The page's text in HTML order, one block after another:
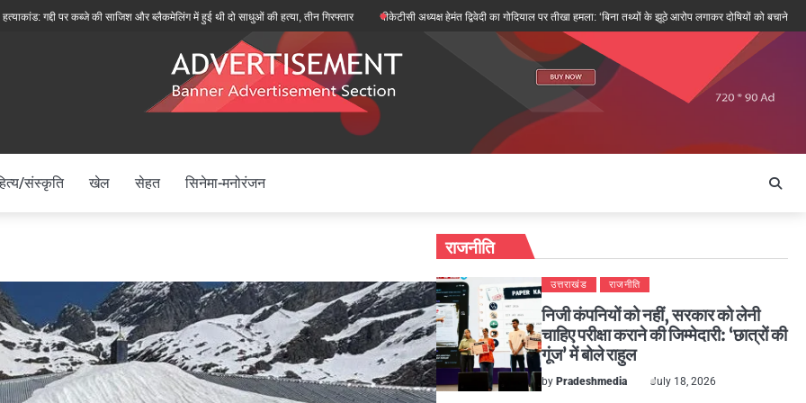
पर कब्जे की साजिश और ब्लैकमेलिंग में हुई थी दो साधुओं की हत्या, तीन गिरफ्तार बीकेटीसी अध्यक्ष हेमंत द्विवेदी का गोदियाल पर तीखा हमला: ‘बिना तथ्यों के झूठे आरोप लगाकर दोषियों को बचाने की कोशिश’
संस्कृति खेल सेहत सिनेमा-मनोरंजन
राजनीति
उत्तराखंड राजनीति
निजी कंपनियों को नहीं, सरकार को लेनी
चाहिए परीक्षा कराने की जिम्मेदारी: ‘छात्रों की
गूंज’ में बोले राहुल
by Pradeshmedia July 18, 2026